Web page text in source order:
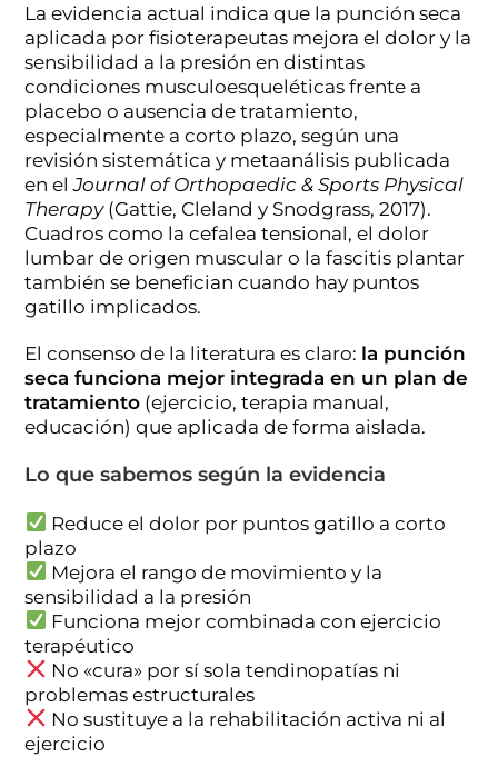
La evidencia actual indica que la punción seca
aplicada por fisioterapeutas mejora el dolor y la
sensibilidad a la presión en distintas
condiciones musculoesqueléticas frente a
placebo o ausencia de tratamiento,
especialmente a corto plazo, según una
revisión sistemática y metaanálisis publicada
en elJournal of Orthopaedic & Sports Physical
Therapy(Gattie, Cleland y Snodgrass, 2017).
Cuadros como la cefalea tensional, el dolor
lumbar de origen muscular o la fascitis plantar
también se benefician cuando hay puntos
gatillo implicados.
El consenso de la literatura es claro: la punción
seca funciona mejor integrada en un plan de
tratamiento (ejercicio, terapia manual,
educación) que aplicada de forma aislada.
Lo que sabemos según la evidencia
Reduce el dolor por puntos gatillo a corto
plazo
Mejora el rango de movimiento y la
sensibilidad a la presión
Funciona mejor combinada con ejercicio
terapéutico
No «cura» por sí sola tendinopatías ni
problemas estructurales
No sustituye a la rehabilitación activa ni al
ejercicio